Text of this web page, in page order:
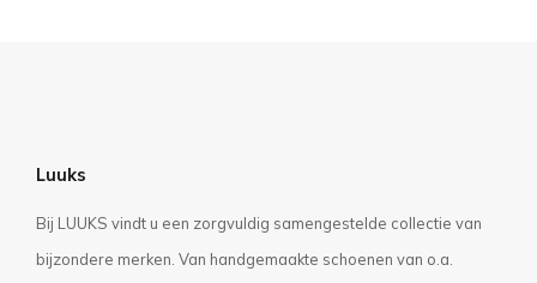
Luuks
Bij LUUKS vindt u een zorgvuldig samengestelde collectie van
bijzondere merken. Van handgemaakte schoenen van o.a.